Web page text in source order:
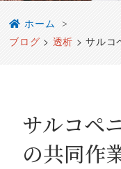
ホーム
ブログ> 透析 >サルコ
サルコペ
の共同作